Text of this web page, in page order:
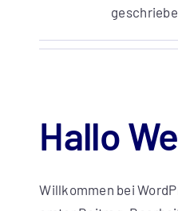
Hallo
Willkommen bei